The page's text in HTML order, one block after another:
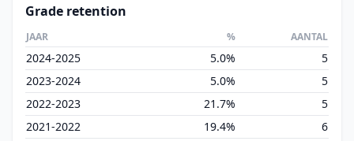
Grade retention
JAAR % AANTAL
2024-2025 5.0%
5
2023-2024
5.0%
5
2022-2023
21.7%
5
2021-2022
19.4%
6